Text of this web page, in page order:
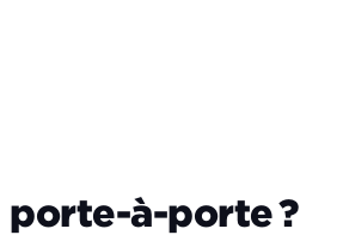
à-porte ?